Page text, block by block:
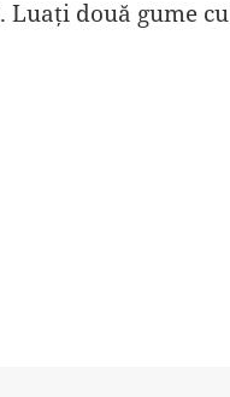
Luați două gume cu